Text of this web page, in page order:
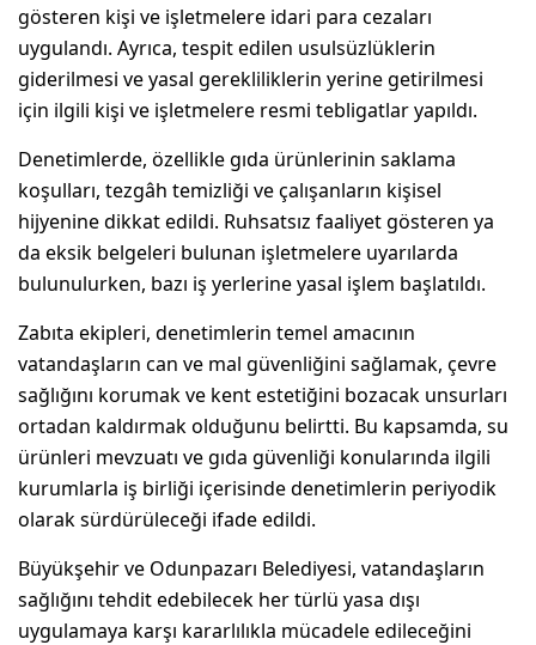
gösteren kişi ve işletmelere idari para cezaları
uygulandı. Ayrıca, tespit edilen usulsüzlüklerin
giderilmesi ve yasal gerekliliklerin yerine getirilmesi
için ilgili kişi ve işletmelere resmi tebligatlar yapıldı.
Denetimlerde, özellikle gıda ürünlerinin saklama
koşulları, tezgâh temizliği ve çalışanların kişisel
hijyenine dikkat edildi. Ruhsatsız faaliyet gösteren ya
da eksik belgeleri bulunan işletmelere uyarılarda
bulunulurken, bazı iş yerlerine yasal işlem başlatıldı.
Zabıta ekipleri, denetimlerin temel amacının
vatandaşların can ve mal güvenliğini sağlamak, çevre
sağlığını korumak ve kent estetiğini bozacak unsurları
ortadan kaldırmak olduğunu belirtti. Bu kapsamda, su
ürünleri mevzuatı ve gıda güvenliği konularında ilgili
kurumlarla iş birliği içerisinde denetimlerin periyodik
olarak sürdürüleceği ifade edildi.
Büyükşehir ve Odunpazarı Belediyesi, vatandaşların
sağlığını tehdit edebilecek her türlü yasa dışı
uygulamaya karşı kararlılıkla mücadele edileceğini